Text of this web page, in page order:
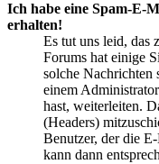
Ich habe eine Spam-E-
erhalten!
Es tut uns leid, das
Forums hat einige
solche Nachrichten
einem
hast, weiterleiten.
(Headers)
Benutzer, der die
kann dann